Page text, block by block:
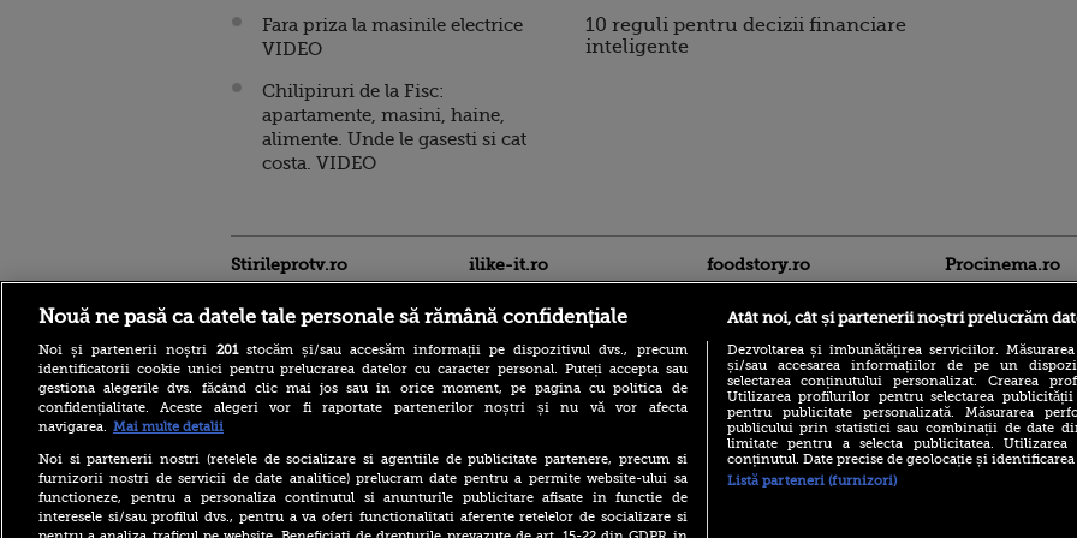
Fara priza la masinile electrice
VIDEO
Chilipiruri de la Fisc:
apartamente, masini, haine,
alimente. Unde le gasesti si cat
costa. VIDEO
10 reguli pentru decizii financiare
inteligente
Stirileprotv.ro
Care este mâncarea
preferată a lui Florin
Dumitrescu. Juratul
MastrerChef a vorbit despre
ilike-it.ro foodstory.ro
(P) Descoperă Lumea
Evenimentelor din România
cu Transilvania Events!
Procinema.ro
Banditul zburător,
prolific spărgător
Nouă ne pasă ca datele tale personale să rămână confidențiale
Noi și partenerii noștri 201stocăm și/sau accesăm informații pe dispozitivul dvs., precum
identificatorii cookie unici pentru prelucrarea datelor cu caracter personal. Puteți accepta sau
gestiona alegerile dvs. făcând clic mai jos sau în orice moment, pe pagina cu politica de
confidențialitate. Aceste alegeri vor fi raportate partenerilor noștri și nu vă vor afecta
navigarea. Mai multe detalii
Noi si partenerii nostri (retelele de socializare si agentiile de publicitate partenere, precum si
furnizorii nostri de servicii de date analitice) prelucram date pentru a permite website-ului sa
functioneze, pentru a personaliza continutul si anunturile publicitare afisate in functie de
interesele si/sau profilul dvs., pentru a va oferi functionalitati aferente retelelor de socializare si
Atât noi, cât și partenerii noștri prelucrăm
Dezvoltarea și îmbunătățirea serviciilor.
și/sau accesarea informațiilor de pe un
selectarea conținutului personalizat. Crearea
Utilizarea profilurilor pentru selectarea
pentru publicitate personalizată. Măsurarea
publicului prin statistici sau combinații de date
limitate pentru a selecta publicitatea.
conținutul. Date precise de geolocație și
Listă parteneri (furnizori)